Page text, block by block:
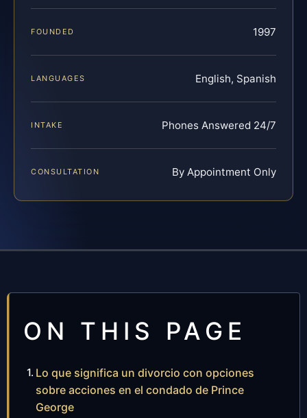
FOUNDED 1997
LANGUAGES English, Spanish
INTAKE Phones Answered 24/7
CONSULTATION By Appointment Only
ON THIS PAGE
Lo que significa un divorcio con opciones
sobre acciones en el condado de Prince
George